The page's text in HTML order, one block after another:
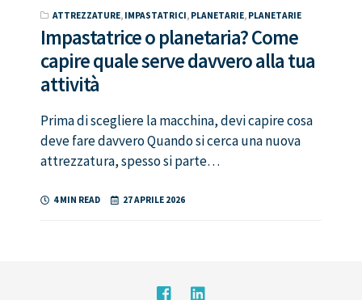
ATTREZZATURE, IMPASTATRICI, PLANETARIE, PLANETARIE
Impastatrice o planetaria? Come
capire quale serve davvero alla tua
attività
Prima di scegliere la macchina, devi capire cosa
deve fare davvero Quando si cerca una nuova
attrezzatura, spesso si parte…
4 MIN READ 27 APRILE 2026